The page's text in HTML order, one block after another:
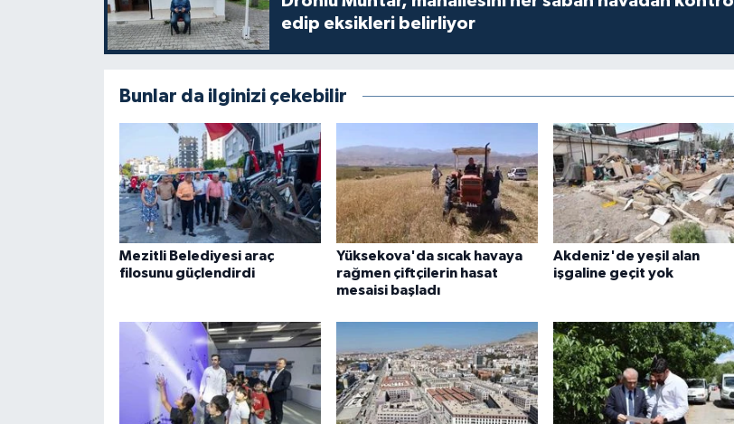
edip eksikleri belirliyor
Bunlar da ilginizi çekebilir
Mezitli Belediyesi araç
filosunu güçlendirdi
Yüksekova'da sıcak havaya
rağmen çiftçilerin hasat
mesaisi başladı
Akdeniz'de yeşil alan
işgaline geçit yok